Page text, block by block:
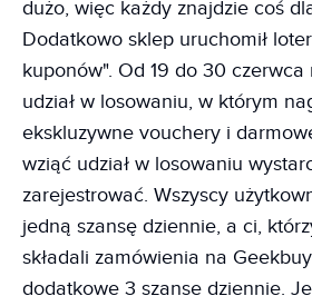
dużo, więc każdy znajdzie coś
Dodatkowo sklep uruchomił
kuponów". Od 19 do 30 czerwca
udział w losowaniu, w którym
ekskluzywne vouchery i
wziąć udział w losowaniu
zarejestrować. Wszyscy
jedną szansę dziennie, a ci,
składali zamówienia na
dodatkowe 3 szanse dziennie.